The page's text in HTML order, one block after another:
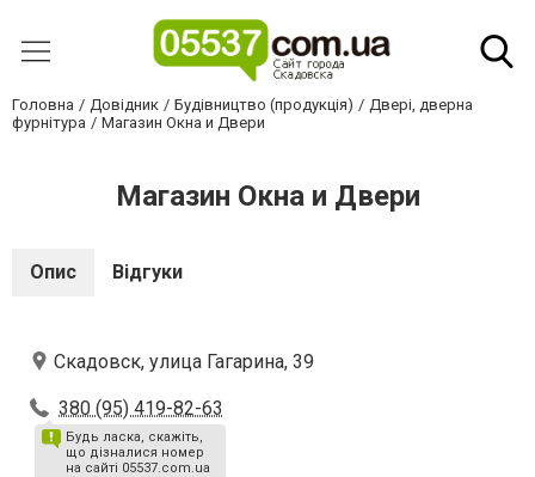
Головна Довідник Будівництво (продукція)
Двері, дверна
фурнітура
Магазин Окна и Двери
Магазин Окна и Двери
Опис Відгуки
Скадовск, улица Гагарина, 39
380 (95) 419-82-63
Будь ласка, скажіть,
що дізналися номер
на сайті 05537.com.ua